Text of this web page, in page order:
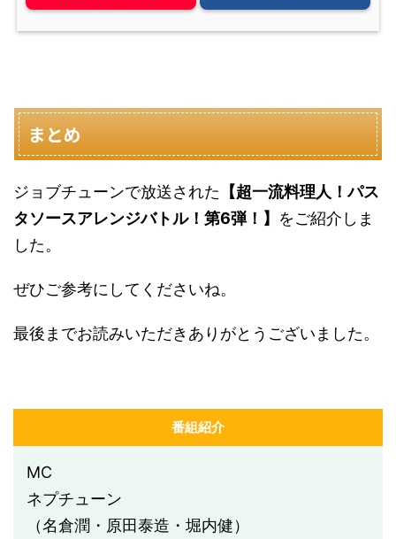
まとめ
ジョブチューンで放送された 【超一流料理人！パス
タソースアレンジバトル！第6弾！】 をご紹介しま
した。
ぜひご参考にしてくださいね。
最後までお読みいただきありがとうございました。
番組紹介
MC
ネプチューン
（名倉潤・原田泰造・堀内健）